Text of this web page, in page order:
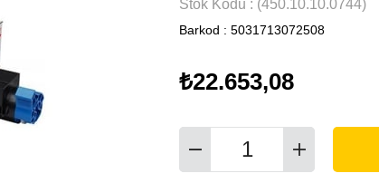
Stok Kodu (450.10.10.0744)
Barkod : 5031713072508
₺22.653,08